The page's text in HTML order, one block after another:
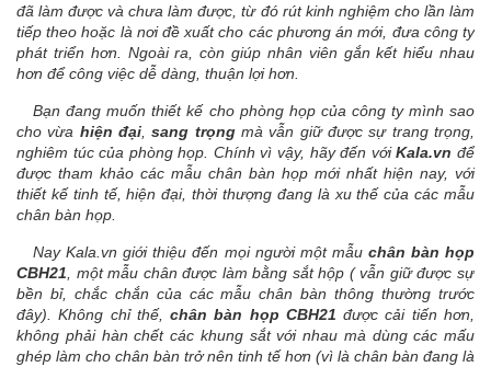
đã làm được và chưa làm được, từ đó rút kinh nghiệm cho lần làm
tiếp theo hoặc là nơi đề xuất cho các phương án mới, đưa công ty
phát triển hơn. Ngoài ra, còn giúp nhân viên gắn kết hiểu nhau
hơn để công việc dễ dàng, thuận lợi hơn.
Bạn đang muốn thiết kế cho phòng họp của công ty mình sao
cho vừa hiện đại ,sang trọngmà vẫn giữ được sự trang trọng,
nghiêm túc của phòng họp. Chính vì vậy, hãy đến vớiKala.vn để
được tham khảo các mẫu chân bàn họp mới nhất hiện nay, với
thiết kế tinh tế, hiện đại, thời thượng đang là xu thế của các mẫu
chân bàn họp.
Nay Kala.vn giới thiệu đến mọi người một mẫu chân bàn họp
CBH21 , một mẫu chân được làm bằng sắt hộp ( vẫn giữ được sự
bền bỉ, chắc chắn của các mẫu chân bàn thông thường trước
đây). Không chỉ thế,chân bàn họp CBH21 được cải tiến hơn,
không phải hàn chết các khung sắt với nhau mà dùng các mấu
ghép làm cho chân bàn trở nên tinh tế hơn (vì là chân bàn đang là